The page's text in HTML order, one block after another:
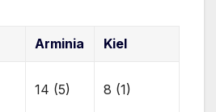
Arminia Kiel
14 (5) 8 (1)